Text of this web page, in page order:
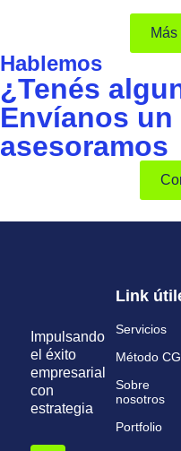
Hablemos
¿Tenés
Envíanos un
asesoramos
Impulsando
el éxito
empresarial
con
estrategia
Link
Servicios
Método
Sobre
nosotros
Portfolio